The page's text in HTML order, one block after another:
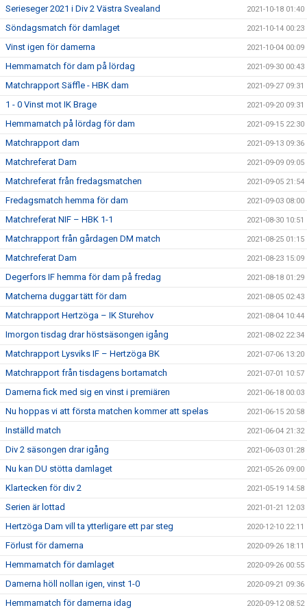
Serieseger 2021 i Div 2 Västra Svealand 2021-10-18 01:40
Söndagsmatch för damlaget 2021-10-14 00:23
Vinst igen för damerna 2021-10-04 00:09
Hemmamatch för dam på lördag 2021-09-30 00:43
Matchrapport Säffle - HBK dam 2021-09-27 09:31
1 - 0 Vinst mot IK Brage 2021-09-20 09:31
Hemmamatch på lördag för dam 2021-09-15 22:30
Matchrapport dam 2021-09-13 09:36
Matchreferat Dam 2021-09-09 09:05
Matchreferat från fredagsmatchen 2021-09-05 21:54
Fredagsmatch hemma för dam 2021-09-03 08:00
Matchreferat NIF – HBK 1-1 2021-08-30 10:51
Matchrapport från gårdagen DM match 2021-08-25 01:15
Matchreferat Dam 2021-08-23 15:09
Degerfors IF hemma för dam på fredag 2021-08-18 01:29
Matcherna duggar tätt för dam 2021-08-05 02:43
Matchrapport Hertzöga – IK Sturehov 2021-08-04 10:44
Imorgon tisdag drar höstsäsongen igång 2021-08-02 22:34
Matchrapport Lysviks IF – Hertzöga BK 2021-07-06 13:20
Matchrapport från tisdagens bortamatch 2021-07-01 10:57
Damerna fick med sig en vinst i premiären 2021-06-18 00:03
Nu hoppas vi att första matchen kommer att spelas 2021-06-15 20:58
Inställd match 2021-06-04 21:32
Div 2 säsongen drar igång 2021-06-03 01:28
Nu kan DU stötta damlaget 2021-05-26 09:00
Klartecken för div 2 2021-05-19 14:58
Serien är lottad 2021-01-21 12:03
Hertzöga Dam vill ta ytterligare ett par steg 2020-12-10 22:11
Förlust för damerna 2020-09-26 18:11
Hemmamatch för damlaget 2020-09-26 00:55
Damerna höll nollan igen, vinst 1-0 2020-09-21 09:36
Hemmamatch för damerna idag 2020-09-12 08:52